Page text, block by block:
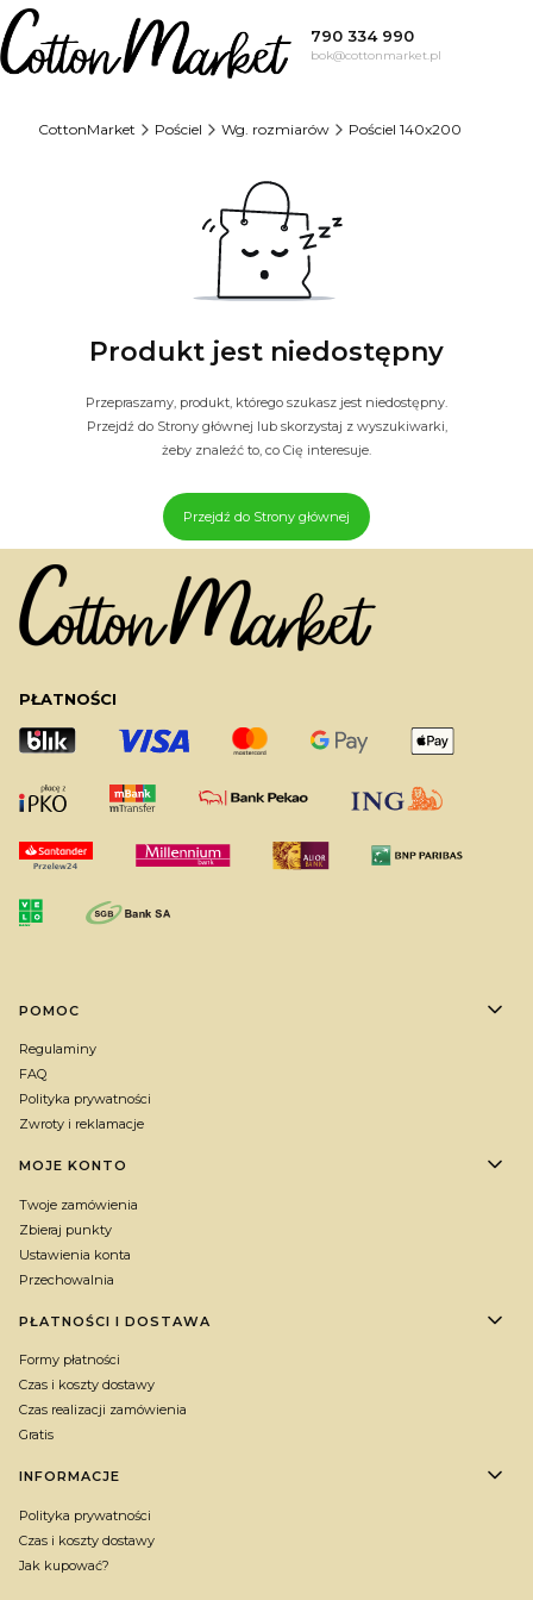
790 334 990
bok@cottonmarket.pl
CottonMarket Pościel Wg. rozmiarów Pościel 140x200
Produkt jest niedostępny
Przepraszamy, produkt, którego szukasz jest niedostępny.
Przejdź do Strony głównej lub skorzystaj z wyszukiwarki,
żeby znaleźć to, co Cię interesuje.
Przejdź do Strony głównej
PŁATNOŚCI
Linki w stopce
POMOC
Regulaminy
FAQ
Polityka prywatności
Zwroty i reklamacje
MOJE KONTO
Twoje zamówienia
Zbieraj punkty
Ustawienia konta
Przechowalnia
PŁATNOŚCI I DOSTAWA
Formy płatności
Czas i koszty dostawy
Czas realizacji zamówienia
Gratis
INFORMACJE
Polityka prywatności
Czas i koszty dostawy
Jak kupować?